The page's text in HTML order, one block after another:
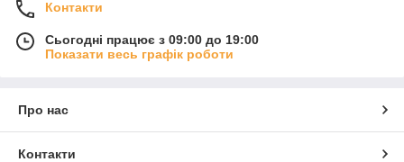
Контакти
Сьогодні працює з 09:00 до 19:00
Показати весь графік роботи
Про нас
Контакти